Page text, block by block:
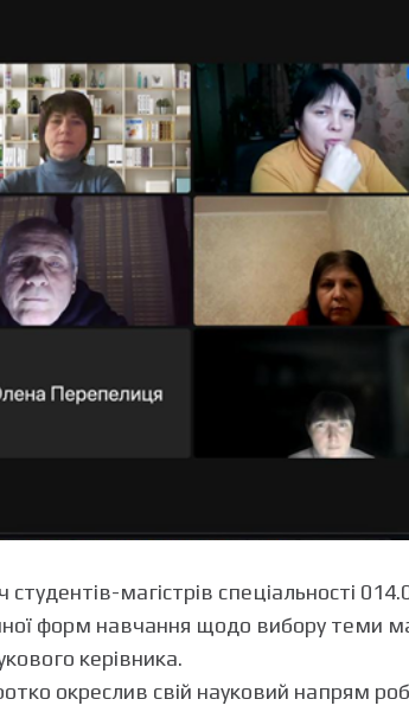
студентів-магістрів спеціальності
форм навчання щодо вибору теми
керівника.
окреслив свій науковий напрям